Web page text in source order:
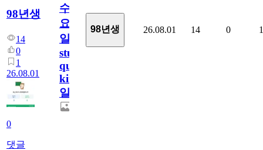
98년생
14
0
1
26.08.01
0
댓글
수
요
일/English
study
quiz
king771
일
98년생 26.08.01 14 0 1